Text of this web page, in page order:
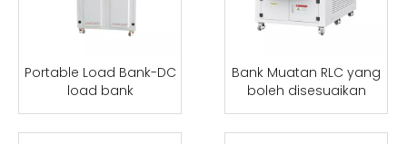
Portable Load Bank-DC
load bank
Bank Muatan RLC yang
boleh disesuaikan